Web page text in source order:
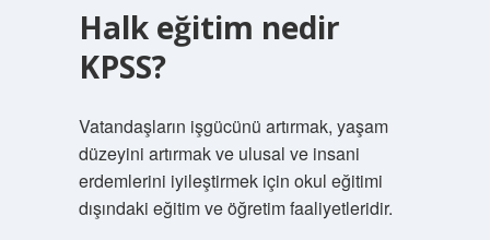
Halk eğitim nedir
KPSS?
Vatandaşların işgücünü artırmak, yaşam
düzeyini artırmak ve ulusal ve insani
erdemlerini iyileştirmek için okul eğitimi
dışındaki eğitim ve öğretim faaliyetleridir.